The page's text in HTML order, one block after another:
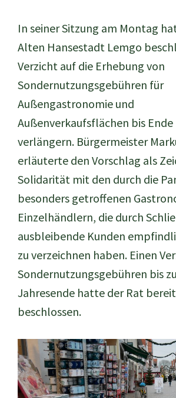
In seiner Sitzung am Montag
Alten Hansestadt Lemgo
Verzicht auf die Erhebung von
Sondernutzungsgebühren für
Außengastronomie und
Außenverkaufsflächen bis Ende
verlängern. Bürgermeister
erläuterte den Vorschlag als
Solidarität mit den durch die
besonders getroffenen
Einzelhändlern, die durch
ausbleibende Kunden
zu verzeichnen haben. Einen
Sondernutzungsgebühren bis
Jahresende hatte der Rat
beschlossen.